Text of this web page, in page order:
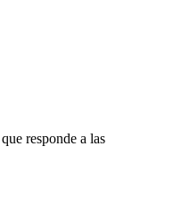
responde a las